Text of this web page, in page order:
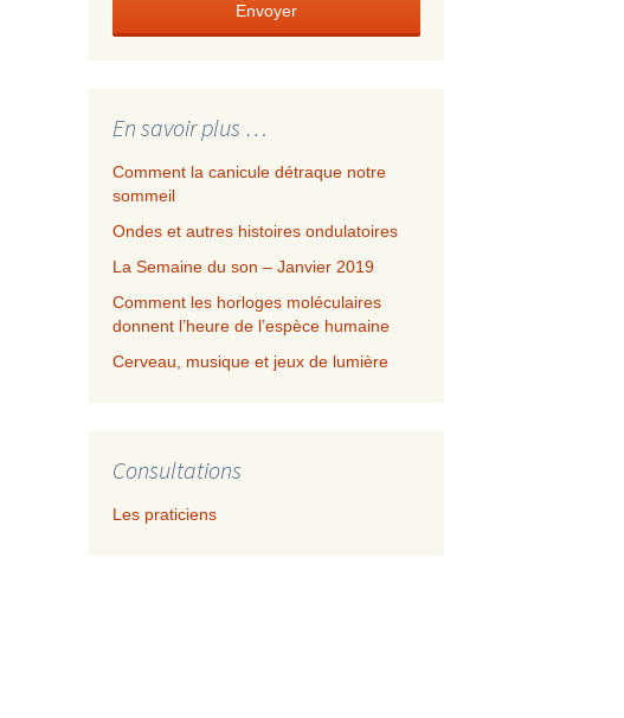
Envoyer
En savoir plus …
Comment la canicule détraque notre
sommeil
Ondes et autres histoires ondulatoires
La Semaine du son – Janvier 2019
Comment les horloges moléculaires
donnent l’heure de l’espèce humaine
Cerveau, musique et jeux de lumière
Consultations
Les praticiens